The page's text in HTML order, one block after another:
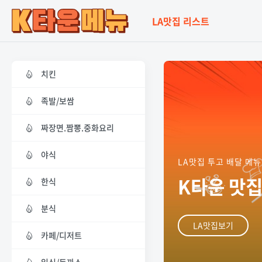
LA맛집 리스트
치킨
족발/보쌈
짜장면.짬뽕.중화요리
야식
한식
분식
카페/디저트
LA맛집 투고 배달 메뉴
K타운 맛
LA맛집보기